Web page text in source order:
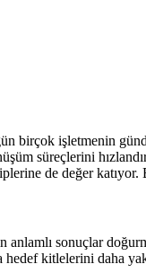
birçok işletmenin
süreçlerini
de değer
sonuçlar
hedef kitlelerini daha